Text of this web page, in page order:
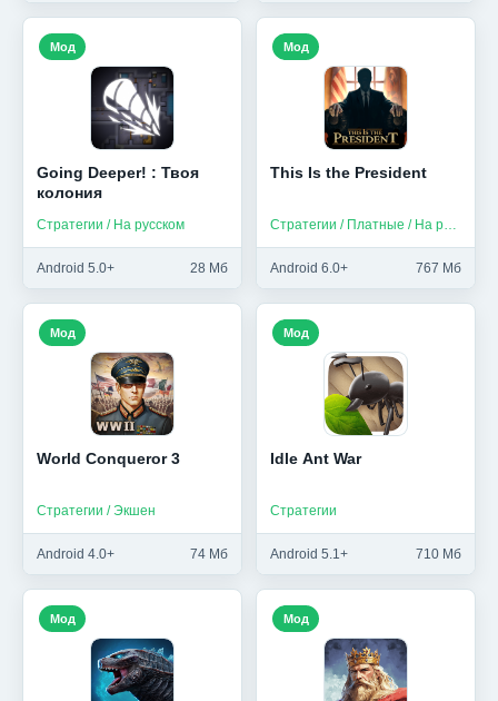
Going Deeper! : Твоя
колония
Стратегии / На русском
Android 5.0+ 28 Мб
Мод
This Is the President
Стратегии / Платные / На русском
Android 6.0+ 767 Мб
Мод
World Conqueror 3
Стратегии / Экшен
Android 4.0+ 74 Мб
Мод
Idle Ant War
Стратегии
Android 5.1+ 710 Мб
Мод
Мод Мод